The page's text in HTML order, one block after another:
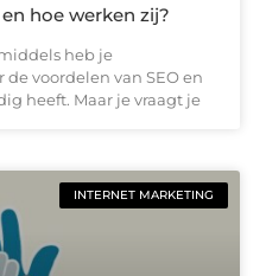
hoe werken zij?
heb je
voordelen van SEO en
heeft. Maar je vraagt ​​je
INTERNET MARKETING